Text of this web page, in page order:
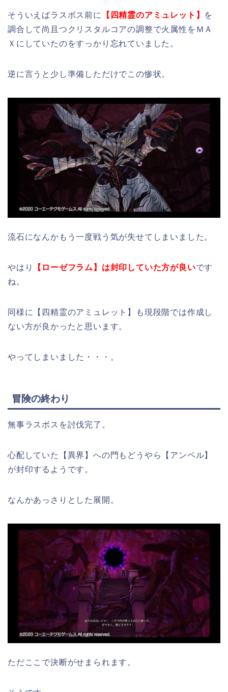
そういえばラスボス前に 【四精霊のアミュレット】 を
調合して尚且つクリスタルコアの調整で火属性をＭＡ
Ｘにしていたのをすっかり忘れていました。
逆に言うと少し準備しただけでこの惨状。
流石になんかもう一度戦う気が失せてしまいました。
やはり 【ローゼフラム】は封印していた方が良いです
ね。
同様に【四精霊のアミュレット】も現段階では作成し
ない方が良かったと思います。
やってしまいました・・・。
冒険の終わり
無事ラスボスを討伐完了。
心配していた【異界】への門もどうやら【アンペル】
が封印するようです。
なんかあっさりとした展開。
ただここで決断がせまられます。